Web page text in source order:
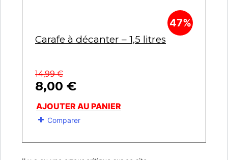
47%
Carafe à décanter – 1,5 litres
14,99€
8,00 €
AJOUTER AU PANIER
Comparer